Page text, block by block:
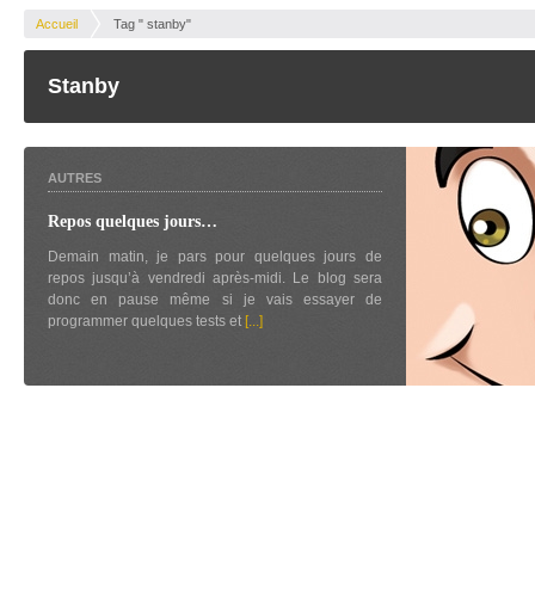
Accueil Tag " stanby"
Stanby
AUTRES
Repos quelques jours…
Demain matin, je pars pour quelques jours de
repos jusqu’à vendredi après-midi. Le blog sera
donc en pause même si je vais essayer de
programmer quelques tests et [...]